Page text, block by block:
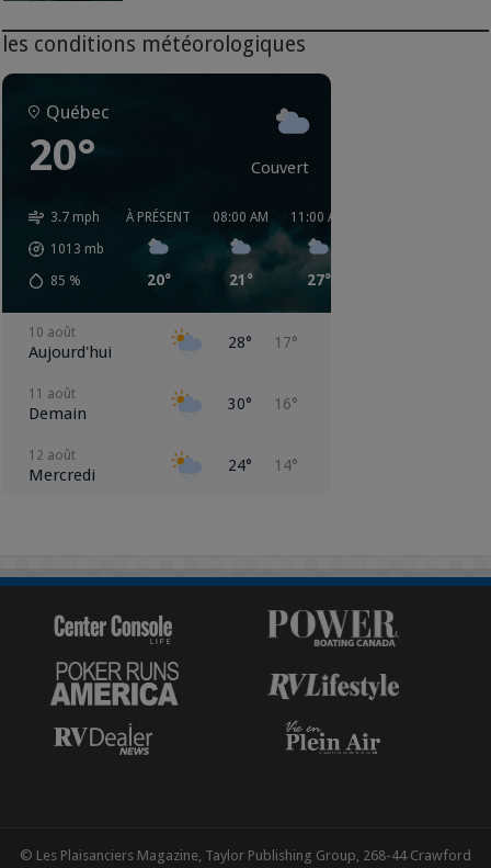
les conditions météorologiques
Québec
20° Couvert
3.7 mph
1013 mb
85 %
À PRÉSENT
20°
08:00 AM
21°
11:00 AM
27°
10 août
Aujourd'hui 28° 17°
11 août
Demain 30° 16°
12 août
Mercredi 24° 14°
14 août
19° 9°
15 août
Samedi
16 août
© Les Plaisanciers Magazine, Taylor Publishing Group, 268-44 Crawford